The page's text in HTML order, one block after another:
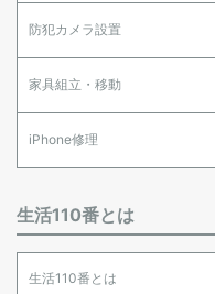
防犯カメラ設置
家具組立・移動
iPhone修理
生活110番とは
生活110番とは